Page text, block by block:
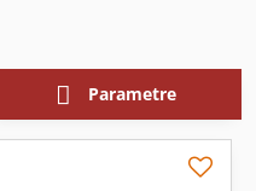
Parametre